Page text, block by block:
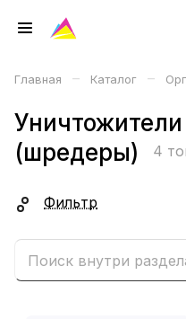
Главная – Каталог –
(шредеры)
4
Фильтр